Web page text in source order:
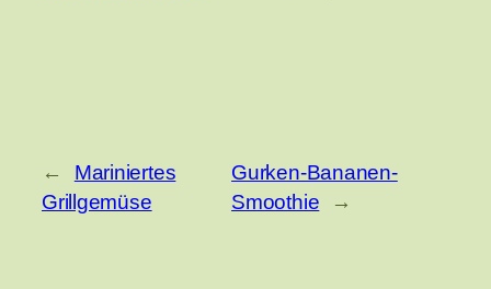
←
Mariniertes
Grillgemüse
Gurken-Bananen-
Smoothie
→